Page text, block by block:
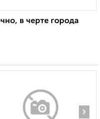
в черте города
›